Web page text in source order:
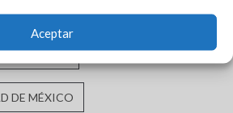
Aceptar
VILLARREAL ANAYA
ALTAMIRA
DE MÉXICO